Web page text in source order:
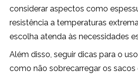
considerar aspectos como
resistência a temperaturas
escolha atenda às necessidades
Além disso, seguir dicas para o
como não sobrecarregar os sacos